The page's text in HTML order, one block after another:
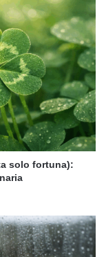
solo fortuna):